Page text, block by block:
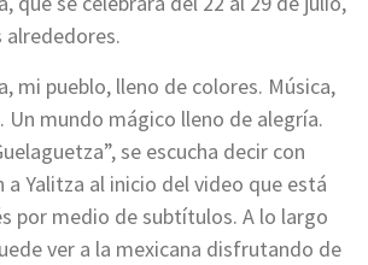
alrededores.
mi pueblo, lleno de colores. Música,
Un mundo mágico lleno de alegría.
se escucha decir con
a Yalitza al inicio del video que está
por medio de subtítulos. A lo largo
ver a la mexicana disfrutando de